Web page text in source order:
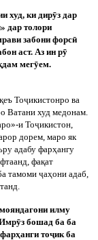
худ, ки дирӯз дар
дар толори
забони форсӣ
аст. Аз ин рӯ
мегӯем.
Тоҷикистонро ва
Ватани худ медонам.
и Тоҷикистон,
дорем, маро як
адабу фарҳангу
фақат
тамоми ҷаҳони адаб,
илму
ӯз бошад ба ба
тоҷик ба